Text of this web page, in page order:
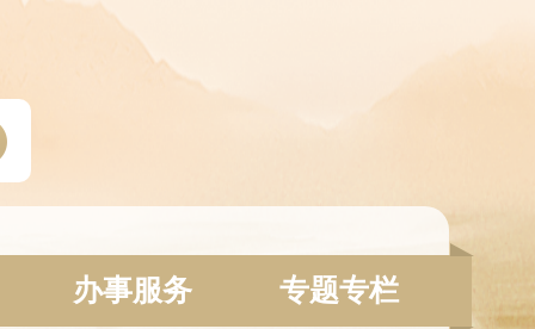
办事服务 专题专栏